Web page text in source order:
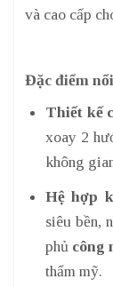
và cao cấp
Đặc điểm
Thiết kế
xoay 2
không
Hệ hợp
siêu bền,
phủ công
thẩm mỹ.